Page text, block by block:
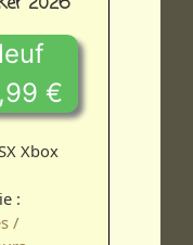
€
Xbox
:
/